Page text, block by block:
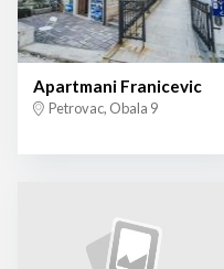
Apartmani Franicevic
Petrovac, Obala 9